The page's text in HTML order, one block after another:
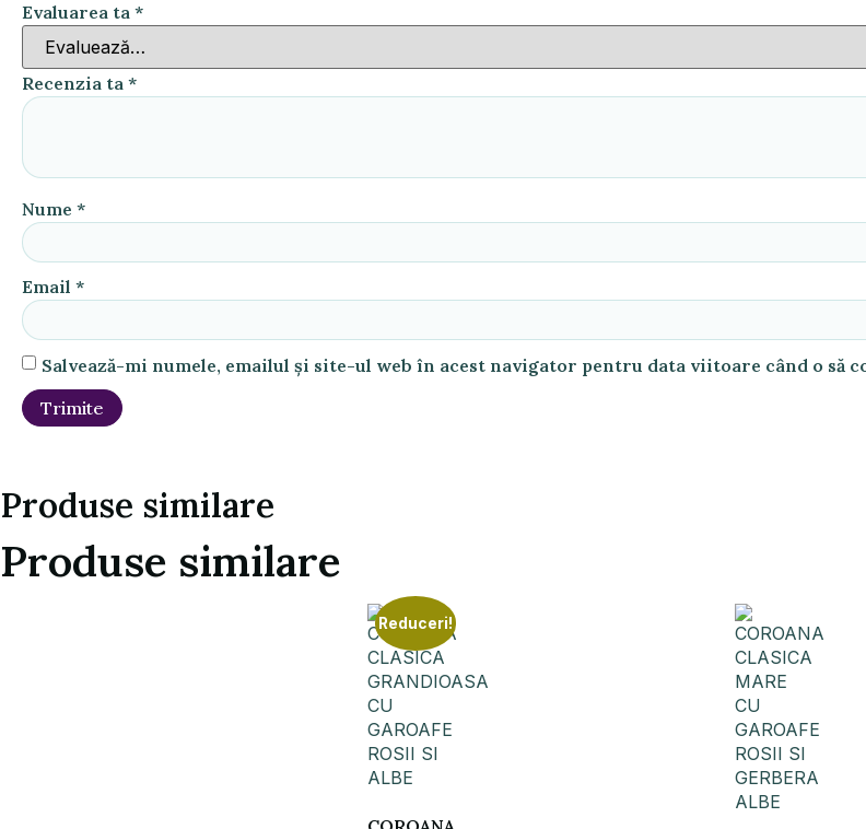
Evaluarea ta *
Recenzia ta *
Nume *
Email *
Salvează-mi numele, emailul și site-ul web în acest navigator pentru data viitoare când o să
Produse similare
Produse similare
Reduceri!